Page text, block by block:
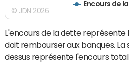
Encours de
© JDN 2026
L'encours de la dette représente
doit rembourser aux banques.
dessus représente l'encours total